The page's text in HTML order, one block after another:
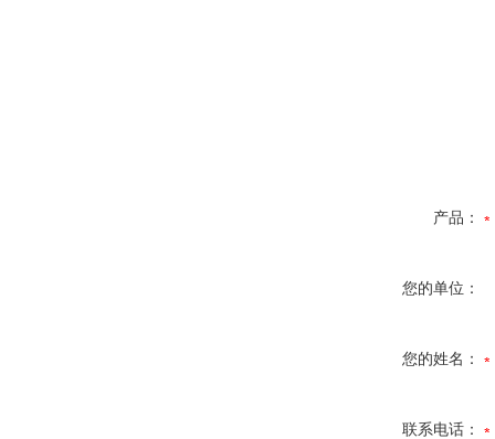
产品：
您的单位：
您的姓名：
联系电话：